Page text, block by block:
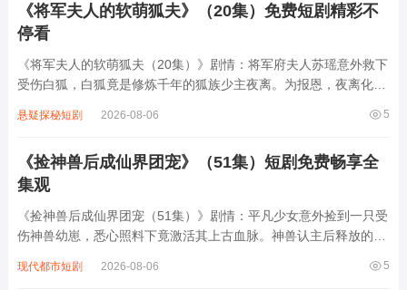
《将军夫人的软萌狐夫》（20集）免费短剧精彩不
停看
《将军夫人的软萌狐夫（20集）》剧情：将军府夫人苏瑶意外救下
受伤白狐，白狐竟是修炼千年的狐族少主夜离。为报恩，夜离化作
帮苏瑶解决府中麻烦。将军外出征战，苏瑶遭奸人陷害，夜离为护
5
悬疑探秘短剧 2026-08-06
《捡神兽后成仙界团宠》（51集）短剧免费畅享全
集观
《捡神兽后成仙界团宠（51集）》剧情：平凡少女意外捡到一只受
伤神兽幼崽，悉心照料下竟激活其上古血脉。神兽认主后释放的灵
焦点。从被嘲笑的杂役弟子到掌门亲传，从无人问津到被各峰长老
5
现代都市短剧 2026-08-06